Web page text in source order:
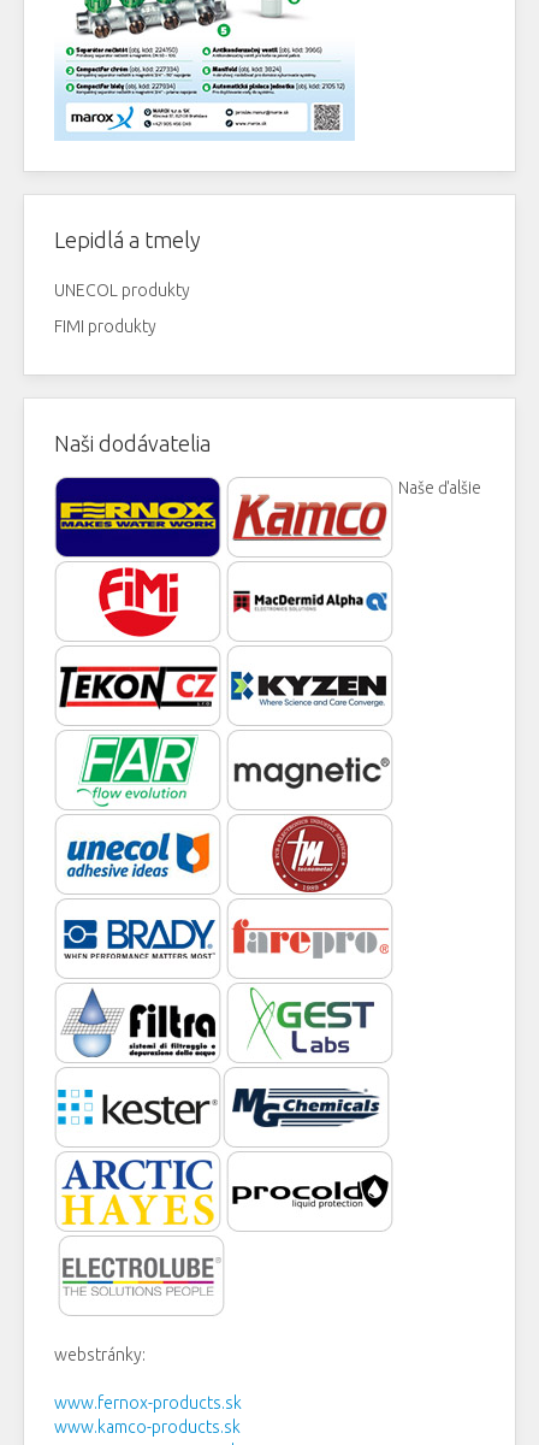
Lepidlá a tmely
UNECOL produkty
FIMI produkty
Naši dodávatelia
Naše ďalšie
webstránky:
www.fernox-products.sk
www.kamco-products.sk